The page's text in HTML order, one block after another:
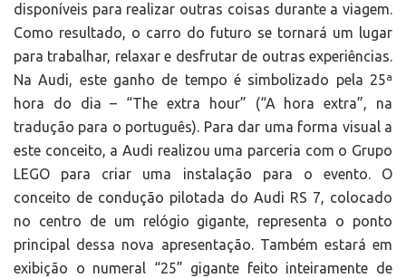
disponíveis para realizar outras coisas durante a viagem.
Como resultado, o carro do futuro se tornará um lugar
para trabalhar, relaxar e desfrutar de outras experiências.
Na Audi, este ganho de tempo é simbolizado pela 25ª
hora do dia – “The extra hour” (“A hora extra”, na
tradução para o português). Para dar uma forma visual a
este conceito, a Audi realizou uma parceria com o Grupo
LEGO para criar uma instalação para o evento. O
conceito de condução pilotada do Audi RS 7, colocado
no centro de um relógio gigante, representa o ponto
principal dessa nova apresentação. Também estará em
exibição o numeral “25” gigante feito inteiramente de